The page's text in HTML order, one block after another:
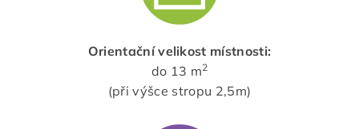
Orientační velikost místnosti:
do 13 m2
(při výšce stropu 2,5m)